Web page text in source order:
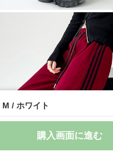
/ ホワイト
購入画面に進む